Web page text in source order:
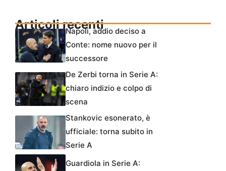
Articoli recentiNapoli, addio deciso a
Conte: nome nuovo per il
successore
De Zerbi torna in Serie A:
chiaro indizio e colpo di
scena
Stankovic esonerato, è
ufficiale: torna subito in
Serie A
Guardiola in Serie A: